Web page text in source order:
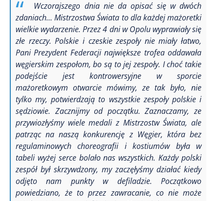
Wczorajszego dnia nie da opisać się w dwóch
zdaniach… Mistrzostwa Świata to dla każdej mażoretki
wielkie wydarzenie. Przez 4 dni w Opolu wyprawiały się
złe rzeczy. Polskie i czeskie zespoły nie miały łatwo,
Pani Prezydent Federacji największe trofea oddawała
węgierskim zespołom, bo są to jej zespoły. I choć takie
podejście jest kontrowersyjne w sporcie
mażoretkowym otwarcie mówimy, ze tak było, nie
tylko my, potwierdzają to wszystkie zespoły polskie i
sędziowie. Zacznijmy od początku. Zaznaczamy, ze
przywiozłyśmy wiele medali z Mistrzostw Świata, ale
patrząc na naszą konkurencję z Węgier, która bez
regulaminowych choreografii i kostiumów była w
tabeli wyżej serce bolało nas wszystkich. Każdy polski
zespół był skrzywdzony, my zaczęłyśmy działać kiedy
odjęto nam punkty w defiladzie. Początkowo
powiedziano, że to przez zawracanie, co nie może